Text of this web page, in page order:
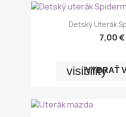
Detský Uterák
7,00 €
visibility
VYBRAŤ